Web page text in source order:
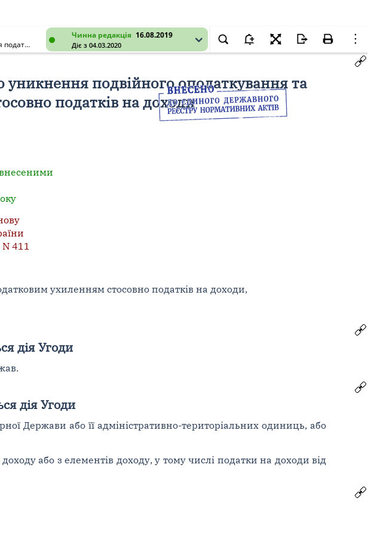
Чинна редакція 16.08.2019
Діє з 04.03.2020
Угода між Урядом України і Урядом Республіки Сінгапур про уникнення подвійного оподаткування та запобігання податковим ухиленням стосовно податків на доходи